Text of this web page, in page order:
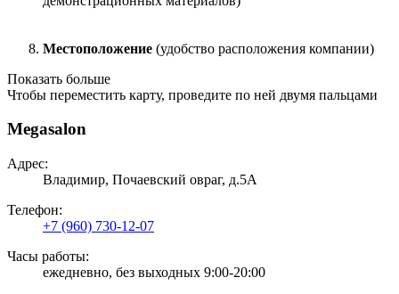
Местоположение (удобство расположения компании)
Показать больше
Чтобы переместить карту, проведите по ней двумя пальцами
Megasalon
Адрес:
Владимир, Почаевский овраг, д.5А
Телефон:
+7 (960) 730-12-07
Часы работы:
ежедневно, без выходных 9:00-20:00